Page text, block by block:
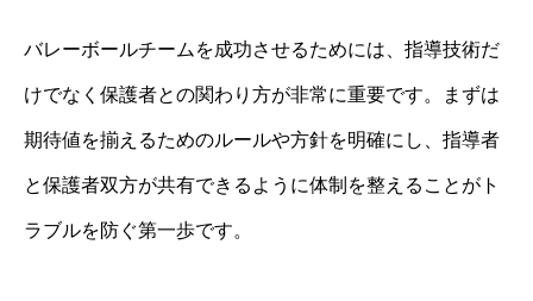
バレーボールチームを成功させるためには、指導技術だ
けでなく保護者との関わり方が非常に重要です。まずは
期待値を揃えるためのルールや方針を明確にし、指導者
と保護者双方が共有できるように体制を整えることがト
ラブルを防ぐ第一歩です。